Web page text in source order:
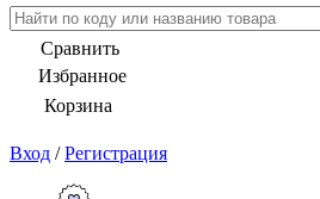
Сравнить
Избранное
Корзина
Вход / Регистрация